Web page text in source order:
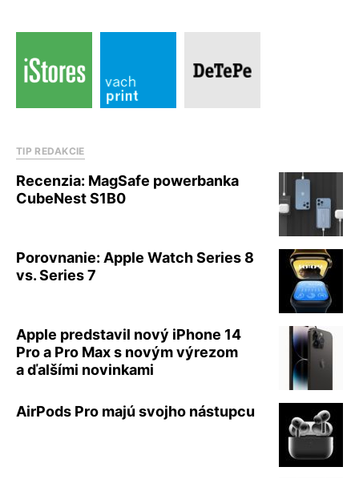
TIP REDAKCIE
Recenzia: MagSafe powerbanka
CubeNest S1B0
Porovnanie: Apple Watch Series 8
vs. Series 7
Apple predstavil nový iPhone 14
Pro a Pro Max s novým výrezom
a ďalšími novinkami
AirPods Pro majú svojho nástupcu